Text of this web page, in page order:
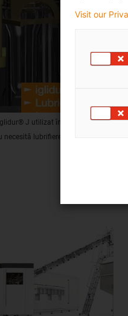
J utilizat în lalea servește la
lubrifiere și întreținere.
Visit our